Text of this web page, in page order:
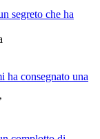
segreto che ha
ha consegnato una